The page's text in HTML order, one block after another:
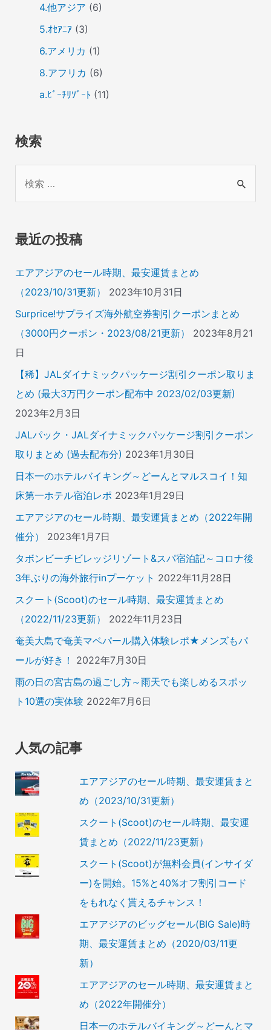
4.他アジア (6)
5.ｵｾｱﾆｱ(3)
6.アメリカ (1)
8.アフリカ (6)
a.ﾋﾞｰﾁﾘｿﾞｰﾄ (11)
検索
象
最近の投稿
エアアジアのセール時期、最安運賃まとめ
（2023/10/31更新）
2023年10月31日
Surprice!サプライズ海外航空券割引クーポンまとめ
（3000円クーポン・2023/08/21更新）
2023年8月21
日
【稀】JALダイナミックパッケージ割引クーポン取りま
とめ (最大3万円クーポン配布中 2023/02/03更新)
2023年2月3日
JALパック・JALダイナミックパッケージ割引クーポン
取りまとめ (過去配布分) 2023年1月30日
日本一のホテルバイキング～どーんとマルスコイ！知
床第一ホテル宿泊レポ 2023年1月29日
エアアジアのセール時期、最安運賃まとめ（2022年開
催分）
2023年1月7日
タボンビーチビレッジリゾート&スパ宿泊記～コロナ後
3年ぶりの海外旅行inプーケット 2022年11月28日
スクート(Scoot)のセール時期、最安運賃まとめ
（2022/11/23更新）
2022年11月23日
奄美大島で奄美マベパール購入体験レポ★メンズもパ
ールが好き！
2022年7月30日
雨の日の宮古島の過ごし方～雨天でも楽しめるスポッ
ト10選の実体験 2022年7月6日
人気の記事
エアアジアのセール時期、最安運賃まと
め（2023/10/31更新）
スクート(Scoot)のセール時期、最安運
賃まとめ（2022/11/23更新）
スクート(Scoot)が無料会員(インサイダ
ー)を開始。15%と40%オフ割引コード
をもれなく貰えるチャンス！
エアアジアのビッグセール(BIG Sale)時
期、最安運賃まとめ（2020/03/11更
新）
エアアジアのセール時期、最安運賃まと
め（2022年開催分）
日本一のホテルバイキング～どーんとマ